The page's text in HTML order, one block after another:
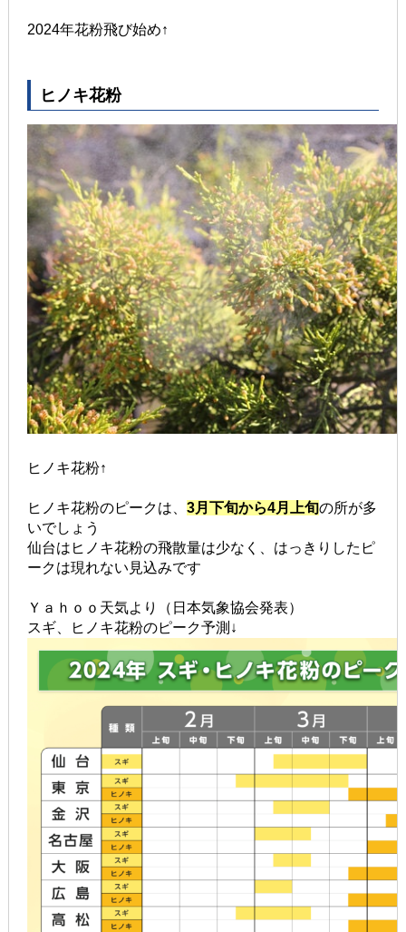
2024年花粉飛び始め↑
ヒノキ花粉
ヒノキ花粉↑
ヒノキ花粉のピークは、 3月下旬から4月上旬の所が多
いでしょう
仙台はヒノキ花粉の飛散量は少なく、はっきりしたピ
ークは現れない見込みです
Ｙａｈｏｏ天気より（日本気象協会発表）
スギ、ヒノキ花粉のピーク予測↓